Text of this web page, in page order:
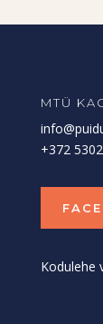
MTÜ
+372
Kodulehe